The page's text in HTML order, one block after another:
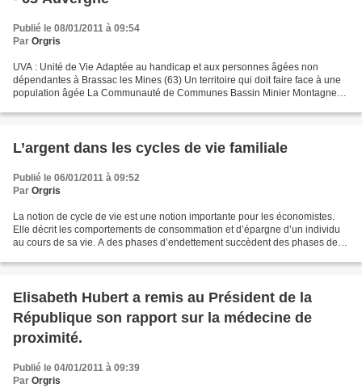
Publié le 08/01/2011 à 09:54
Par Orgris
UVA : Unité de Vie Adaptée au handicap et aux personnes âgées non
dépendantes à Brassac les Mines (63) Un territoire qui doit faire face à une
population âgée La Communauté de Communes Bassin Minier Montagne
L’argent dans les cycles de vie familiale
Publié le 06/01/2011 à 09:52
Par Orgris
La notion de cycle de vie est une notion importante pour les économistes.
Elle décrit les comportements de consommation et d’épargne d’un individu
au cours de sa vie. A des phases d’endettement succèdent des phases de
Elisabeth Hubert a remis au Président de la
République son rapport sur la médecine de
proximité.
Publié le 04/01/2011 à 09:39
Par Orgris